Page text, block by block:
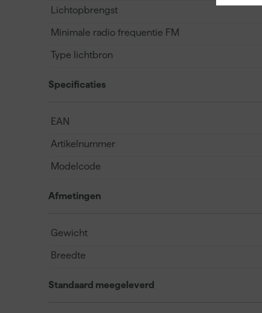
Lichtopbrengst
Minimale radio frequentie FM
Type lichtbron
Specificaties
EAN
Artikelnummer
Modelcode
Afmetingen
Gewicht
Breedte
Standaard meegeleverd